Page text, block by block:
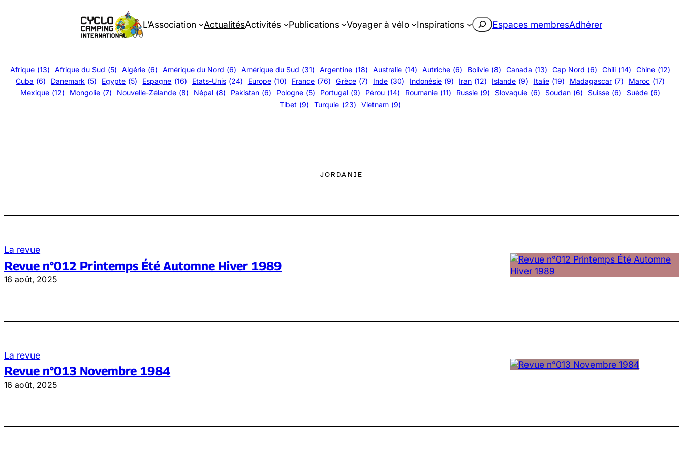
L’Association ActualitésActivités Publications Voyager à vélo Inspirations Rechercher
Espaces membresAdhérer
Afrique (13) Afrique du Sud (5) Algérie (6) Amérique du Nord (6) Amérique du Sud (31) Argentine (18) Australie (14) Autriche (6) Bolivie (8) Canada (13) Cap Nord (6) Chili (14) Chine (12)
Cuba (6) Danemark (5) Egypte (5) Espagne (16) Etats-Unis (24) Europe (10) France (76) Grèce (7) Inde (30) Indonésie (9) Iran (12) Islande (9) Italie (19) Madagascar (7) Maroc (17)
Mexique (12) Mongolie (7) Nouvelle-Zélande (8) Népal (8) Pakistan (6) Pologne (5) Portugal (9) Pérou (14) Roumanie (11) Russie (9) Slovaquie (6) Soudan (6) Suisse (6) Suède (6)
Tibet (9) Turquie (23) Vietnam (9)
JORDANIE
La revue
Revue n°012 Printemps Été Automne Hiver 1989
16 août, 2025
La revue
Revue n°013 Novembre 1984
16 août, 2025